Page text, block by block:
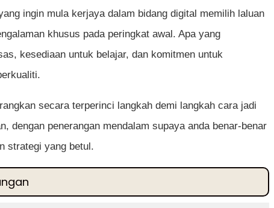
ingin mula kerjaya dalam bidang digital memilih laluan
khusus pada peringkat awal. Apa yang
kesediaan untuk belajar, dan komitmen untuk
secara terperinci langkah demi langkah cara jadi
dengan penerangan mendalam supaya anda benar-benar
strategi yang betul.